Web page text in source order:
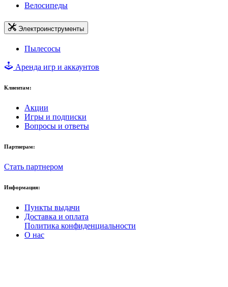
Велосипеды
Электроинструменты
Пылесосы
Аренда игр и аккаунтов
Клиентам:
Акции
Игры и подписки
Вопросы и ответы
Партнерам:
Стать партнером
Информация:
Пункты выдачи
Доставка и оплата
Политика конфиденциальности
О нас